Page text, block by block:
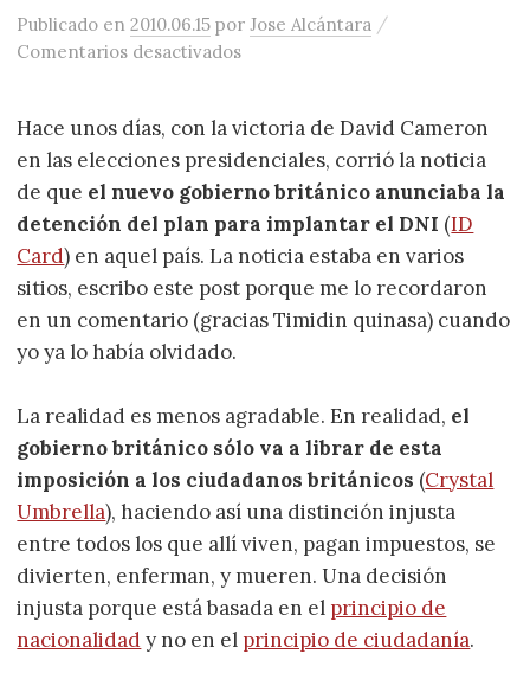
Publicado en2010.06.15 porJose Alcántara /
Comentarios desactivadosen La tímida detención del
Hace unos días, con la victoria de David Cameron
en las elecciones presidenciales, corrió la noticia
de que el nuevo gobierno británico anunciaba la
detención del plan para implantar el DNI (ID
Card) en aquel país. La noticia estaba en varios
sitios, escribo este post porque me lo recordaron
en un comentario (gracias Timidin quinasa) cuando
yo ya lo había olvidado.
La realidad es menos agradable. En realidad, el
gobierno británico sólo va a librar de esta
imposición a los ciudadanos británicos (Crystal
Umbrella), haciendo así una distinción injusta
entre todos los que allí viven, pagan impuestos, se
divierten, enferman, y mueren. Una decisión
injusta porque está basada en el principio de
nacionalidady no en el principio de ciudadanía.